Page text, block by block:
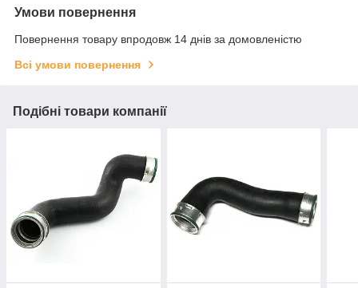
Умови повернення
Повернення товару впродовж 14 днів за домовленістю
Всі умови повернення
Подібні товари компанії